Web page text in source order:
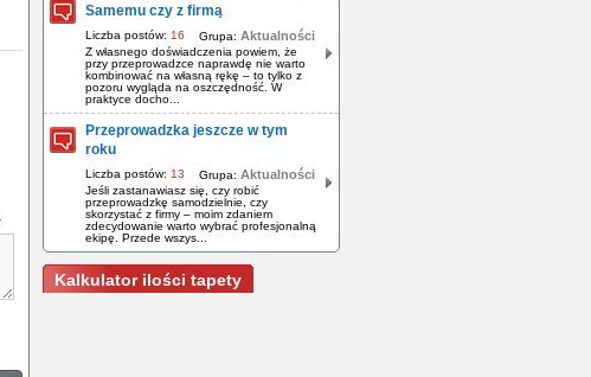
Samemu czy z firmą
Liczba postów: 16 Grupa: Aktualności
Z własnego doświadczenia powiem, że
przy przeprowadzce naprawdę nie warto
kombinować na własną rękę – to tylko z
pozoru wygląda na oszczędność. W
praktyce docho...
Przeprowadzka jeszcze w tym
roku
Liczba postów: 13 Grupa: Aktualności
Jeśli zastanawiasz się, czy robić
przeprowadzkę samodzielnie, czy
skorzystać z firmy – moim zdaniem
zdecydowanie warto wybrać profesjonalną
ekipę. Przede wszys...
Kalkulator ilości tapety